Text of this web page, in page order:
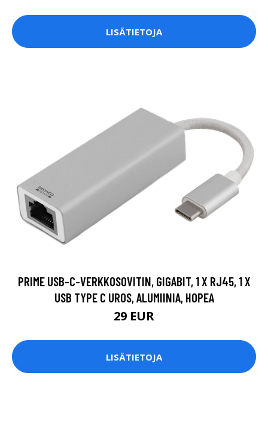
LISÄTIETOJA
PRIME USB-C-VERKKOSOVITIN, GIGABIT, 1 X RJ45, 1 X
USB TYPE C UROS, ALUMIINIA, HOPEA
29 EUR
LISÄTIETOJA